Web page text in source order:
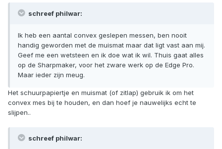
schreef philwar:
Ik heb een aantal convex geslepen messen, ben nooit
handig geworden met de muismat maar dat ligt vast aan mij.
Geef me een wetsteen en ik doe wat ik wil. Thuis gaat alles
op de Sharpmaker, voor het zware werk op de Edge Pro.
Maar ieder zijn meug.
Het schuurpapiertje en muismat (of zitlap) gebruik ik om het
convex mes bij te houden, en dan hoef je nauwelijks echt te
slijpen..
schreef philwar: